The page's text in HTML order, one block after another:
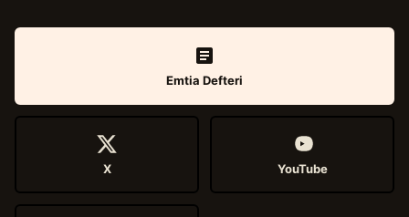
Emtia Defteri
X YouTube